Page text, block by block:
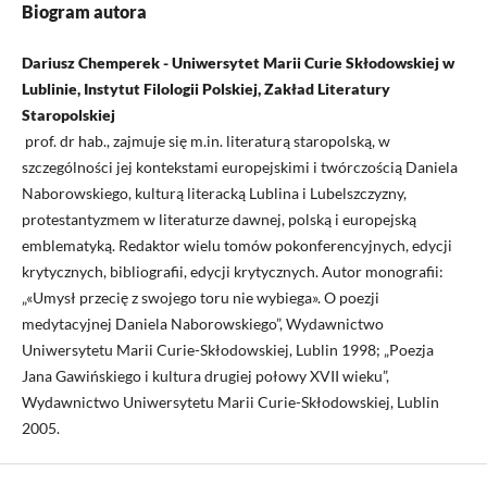
Biogram autora
Dariusz Chemperek - Uniwersytet Marii Curie Skłodowskiej w
Lublinie, Instytut Filologii Polskiej, Zakład Literatury
Staropolskiej
prof. dr hab., zajmuje się m.in. literaturą staropolską, w
szczególności jej kontekstami europejskimi i twórczością Daniela
Naborowskiego, kulturą literacką Lublina i Lubelszczyzny,
protestantyzmem w literaturze dawnej, polską i europejską
emblematyką. Redaktor wielu tomów pokonferencyjnych, edycji
krytycznych, bibliografii, edycji krytycznych. Autor monografii:
„«Umysł przecię z swojego toru nie wybiega». O poezji
medytacyjnej Daniela Naborowskiego”, Wydawnictwo
Uniwersytetu Marii Curie-Skłodowskiej, Lublin 1998; „Poezja
Jana Gawińskiego i kultura drugiej połowy XVII wieku”,
Wydawnictwo Uniwersytetu Marii Curie-Skłodowskiej, Lublin
2005.